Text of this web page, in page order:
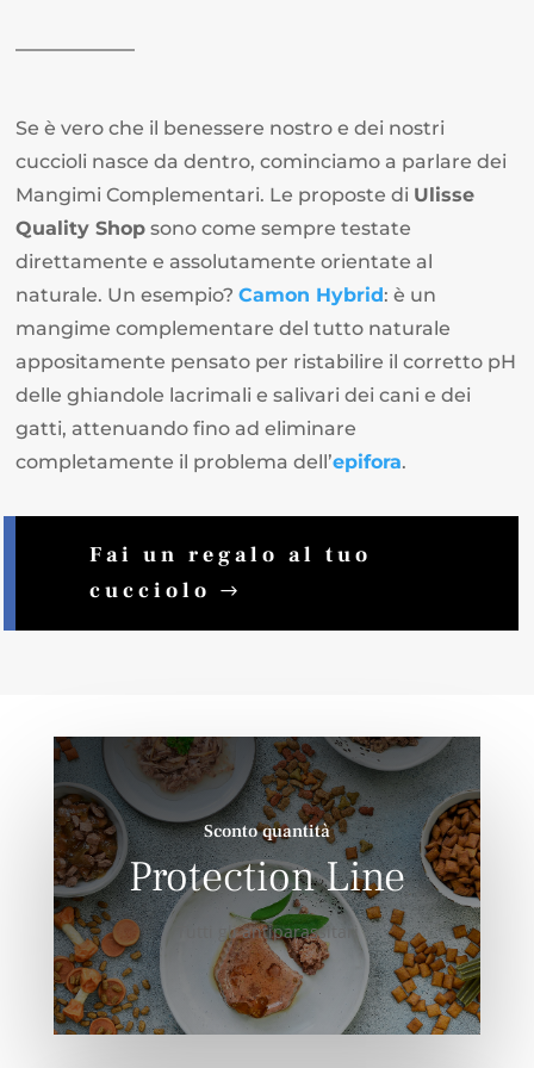
Se è vero che il benessere nostro e dei nostri
cuccioli nasce da dentro, cominciamo a parlare dei
Mangimi Complementari. Le proposte di Ulisse
Quality Shop sono come sempre testate
direttamente e assolutamente orientate al
naturale. Un esempio?Camon Hybrid: è un
mangime complementare del tutto naturale
appositamente pensato per ristabilire il corretto pH
delle ghiandole lacrimali e salivari dei cani e dei
gatti, attenuando fino ad eliminare
completamente il problema dell’epifora.
Fai un regalo al tuo
cucciolo
Sconto quantità
Protection Line
Tutti gli antiparassitari